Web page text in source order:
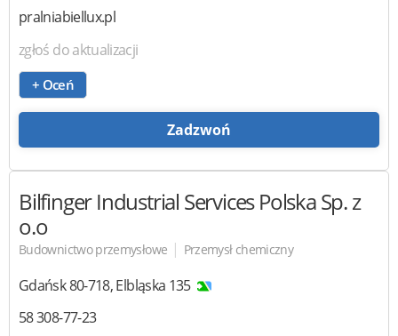
pralniabiellux.pl
zgłoś do aktualizacji
+ Oceń
Zadzwoń
Bilfinger Industrial Services PolskaSp. z
o.o
Budownictwo przemysłowe | Przemysł chemiczny
Gdańsk80-718,Elbląska 135
58 308-77-23